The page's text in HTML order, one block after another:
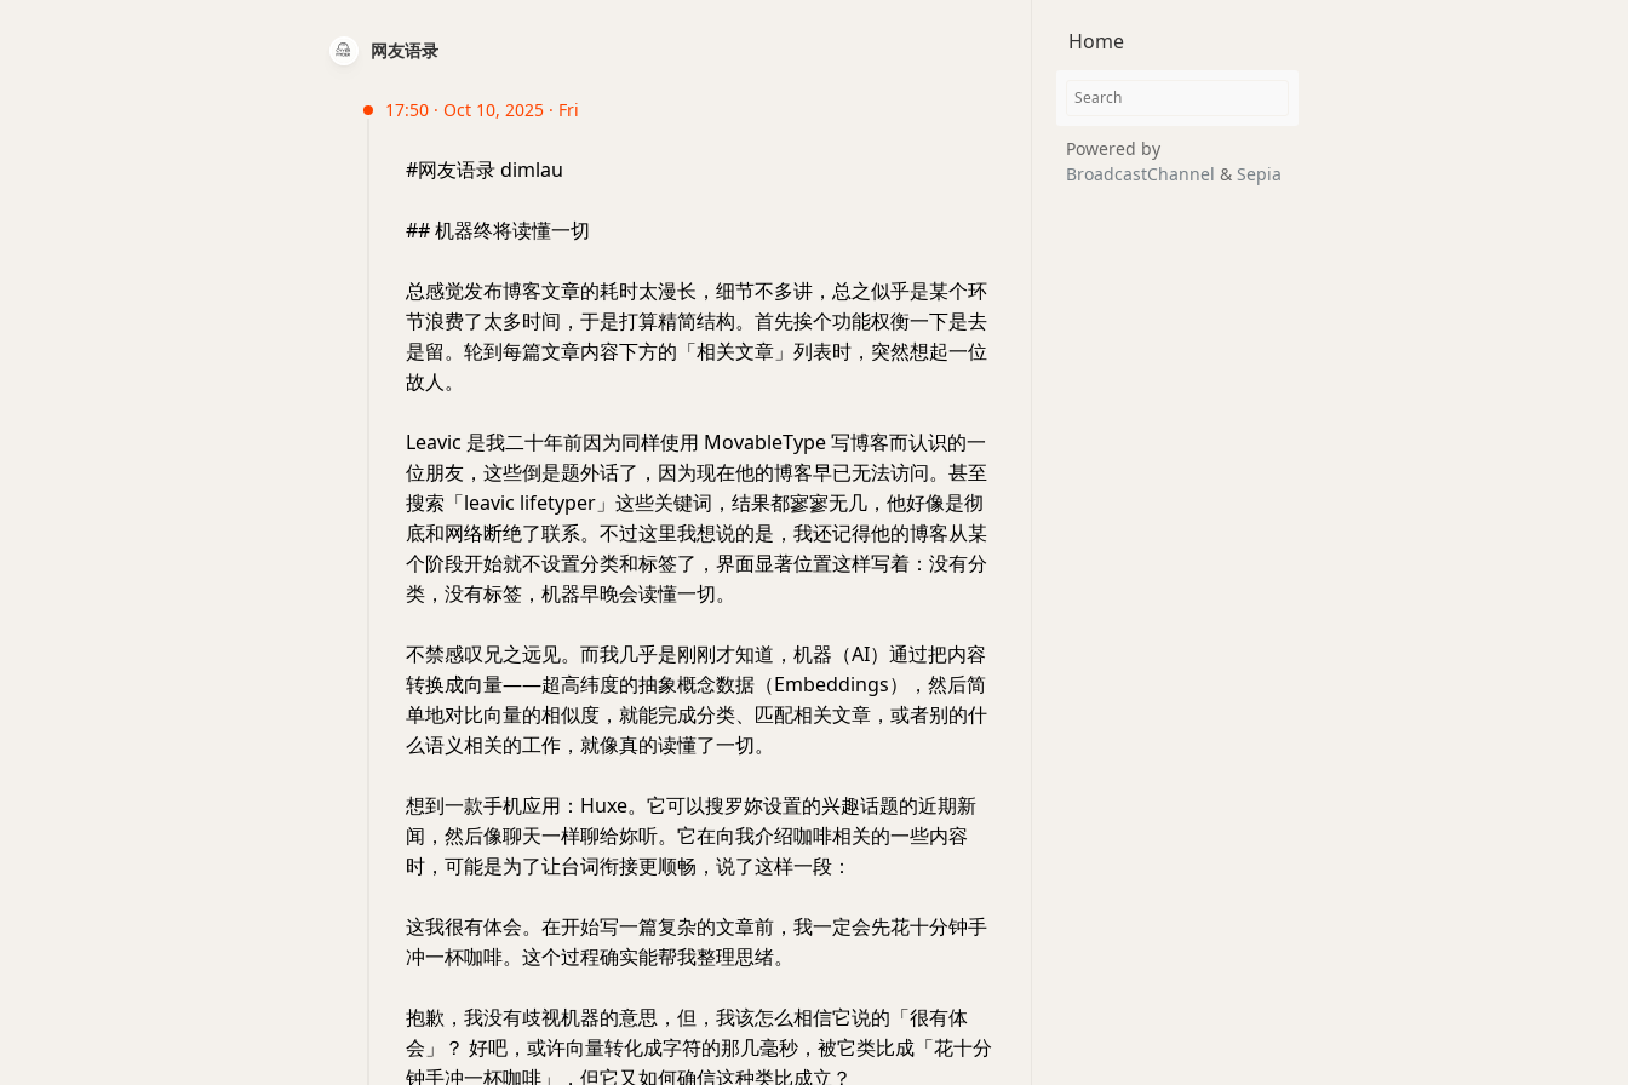
网友语录
17:50 · Oct 10, 2025 · Fri
#网友语录 dimlau
## 机器终将读懂一切
总感觉发布博客文章的耗时太漫长，细节不多讲，总之似乎是某个环
节浪费了太多时间，于是打算精简结构。首先挨个功能权衡一下是去
是留。轮到每篇文章内容下方的「相关文章」列表时，突然想起一位
故人。
Leavic 是我二十年前因为同样使用 MovableType 写博客而认识的一
位朋友，这些倒是题外话了，因为现在他的博客早已无法访问。甚至
搜索「leavic lifetyper」这些关键词，结果都寥寥无几，他好像是彻
底和网络断绝了联系。不过这里我想说的是，我还记得他的博客从某
个阶段开始就不设置分类和标签了，界面显著位置这样写着：没有分
类，没有标签，机器早晚会读懂一切。
不禁感叹兄之远见。而我几乎是刚刚才知道，机器（AI）通过把内容
转换成向量——超高纬度的抽象概念数据（Embeddings），然后简
单地对比向量的相似度，就能完成分类、匹配相关文章，或者别的什
么语义相关的工作，就像真的读懂了一切。
想到一款手机应用：Huxe。它可以搜罗妳设置的兴趣话题的近期新
闻，然后像聊天一样聊给妳听。它在向我介绍咖啡相关的一些内容
时，可能是为了让台词衔接更顺畅，说了这样一段：
这我很有体会。在开始写一篇复杂的文章前，我一定会先花十分钟手
冲一杯咖啡。这个过程确实能帮我整理思绪。
抱歉，我没有歧视机器的意思，但，我该怎么相信它说的「很有体
会」？ 好吧，或许向量转化成字符的那几毫秒，被它类比成「花十分
钟手冲一杯咖啡」，但它又如何确信这种类比成立？
Home
Powered by
BroadcastChannel & Sepia